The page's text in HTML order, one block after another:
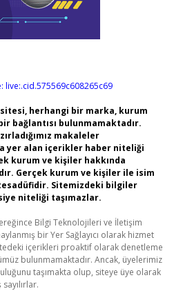
live:.cid.575569c608265c69
herhangi bir marka, kurum
bağlantısı bulunmamaktadır.
makaleler
yer alan içerikler haber niteliği
kurum ve kişiler hakkında
Gerçek kurum ve kişiler ile isim
Sitemizdeki bilgiler
niteliği taşımazlar.
Bilgi Teknolojileri ve İletişim
bir Yer Sağlayıcı olarak hizmet
içerikleri proaktif olarak denetleme
bulunmamaktadır. Ancak, üyelerimiz
taşımakta olup, siteye üye olarak